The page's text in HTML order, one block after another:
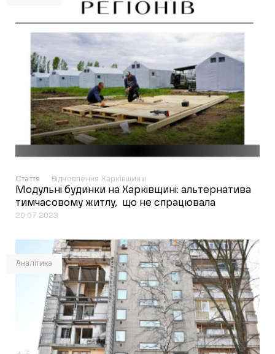
Стаття Відновлення Харківщини
Модульні будинки на Харківщині: альтернатива
тимчасовому житлу, що не спрацювала
20.07.2023
Аналітика